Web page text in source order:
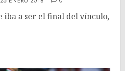
iba a ser el final del vínculo,